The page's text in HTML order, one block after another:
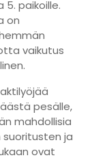
5. paikoille.
on
vaikutus
pesälle,
mahdollisia
suoritusten ja
ovat